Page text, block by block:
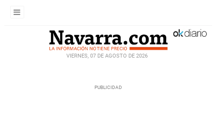
VIERNES, 07 DE AGOSTO DE 2026